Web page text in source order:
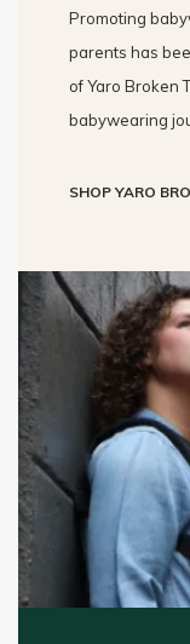
Promoting
parents has
of Yaro Broken
babywearing
SHOP YARO